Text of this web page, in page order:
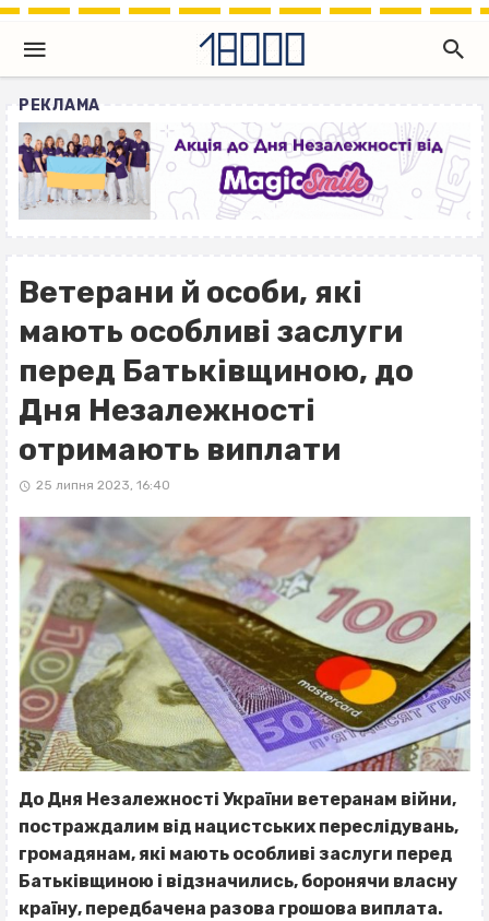
РЕКЛАМА
Ветерани й особи, які
мають особливі заслуги
перед Батьківщиною, до
Дня Незалежності
отримають виплати
25 липня 2023, 16:40
До Дня Незалежності України ветеранам війни,
постраждалим від нацистських переслідувань,
громадянам, які мають особливі заслуги перед
Батьківщиною і відзначились, боронячи власну
країну, передбачена разова грошова виплата.